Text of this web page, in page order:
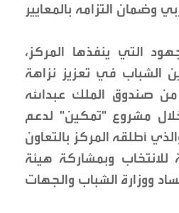
وضمان التزامه بالمعايير
التي ينفذها المركز،
الشباب في تعزيز نزاهة
من صندوق الملك عبدالله
مشروع "تمكين" لدعم
أطلقه المركز بالتعاون
للانتخاب وبمشاركة هيئة
ووزارة الشباب والجهات